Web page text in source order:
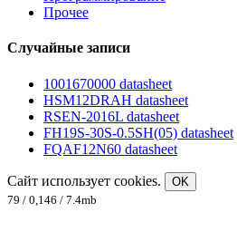
Прочее
Случайные записи
1001670000 datasheet
HSM12DRAH datasheet
RSEN-2016L datasheet
FH19S-30S-0.5SH(05) datasheet
FQAF12N60 datasheet
Сайт использует cookies.
OK
79 / 0,146 / 7.4mb